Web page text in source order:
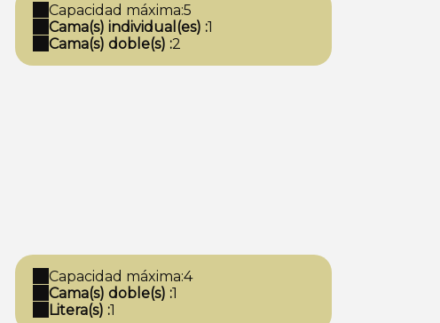
Capacidad máxima:5
Cama(s) individual(es) :1
Cama(s) doble(s) :2
Capacidad máxima:4
Cama(s) doble(s) :1
Litera(s) :1